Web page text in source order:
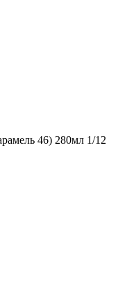
46) 280мл 1/12